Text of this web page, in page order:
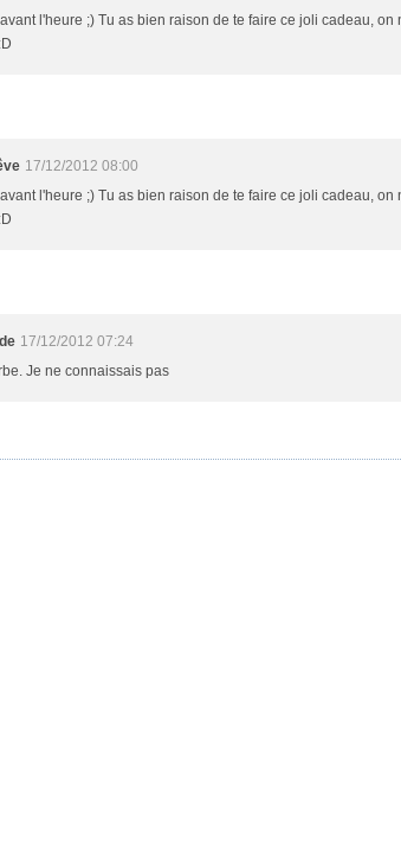
l'heure ;) Tu as bien raison de te faire ce joli cadeau,
17/12/2012 08:00
l'heure ;) Tu as bien raison de te faire ce joli cadeau,
17/12/2012 07:24
Je ne connaissais pas